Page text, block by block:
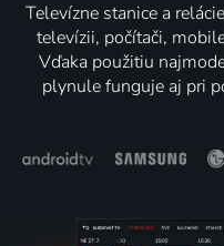
Televízne stanice a
televízii, počítači,
Vďaka použitiu
plynule funguje aj pri